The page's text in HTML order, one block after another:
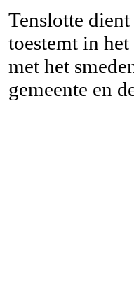
Tenslotte
toestemt in
met het
gemeente en